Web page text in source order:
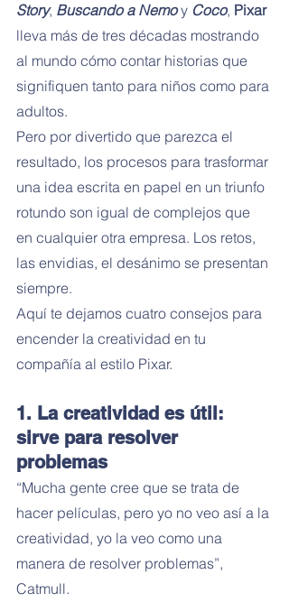
Story, Buscando a Nemo y Coco, Pixar
lleva más de tres décadas mostrando
al mundo cómo contar historias que
signifiquen tanto para niños como para
adultos.
Pero por divertido que parezca el
resultado, los procesos para trasformar
una idea escrita en papel en un triunfo
rotundo son igual de complejos que
en cualquier otra empresa. Los retos,
las envidias, el desánimo se presentan
siempre.
Aquí te dejamos cuatro consejos para
encender la creatividad en tu
compañía al estilo Pixar.
1. La creatividad es útil:
sirve para resolver
problemas
“Mucha gente cree que se trata de
hacer películas, pero yo no veo así a la
creatividad, yo la veo como una
manera de resolver problemas”,
Catmull.